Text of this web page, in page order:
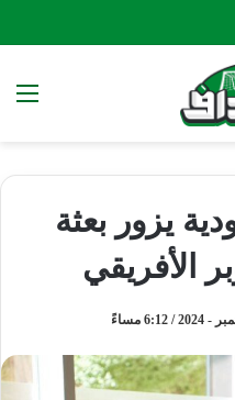
يزور بعثة
الأفريقي